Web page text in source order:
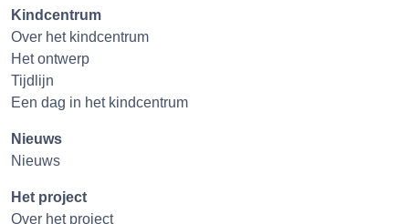
Kindcentrum
Over het kindcentrum
Het ontwerp
Tijdlijn
Een dag in het kindcentrum
Nieuws
Nieuws
Het project
Over het project